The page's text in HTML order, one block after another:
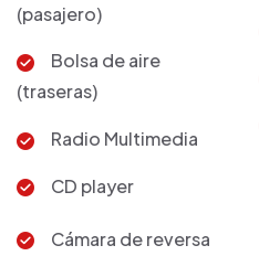
(pasajero)
Bolsa de aire
(traseras)
Radio Multimedia
CD player
Cámara de reversa